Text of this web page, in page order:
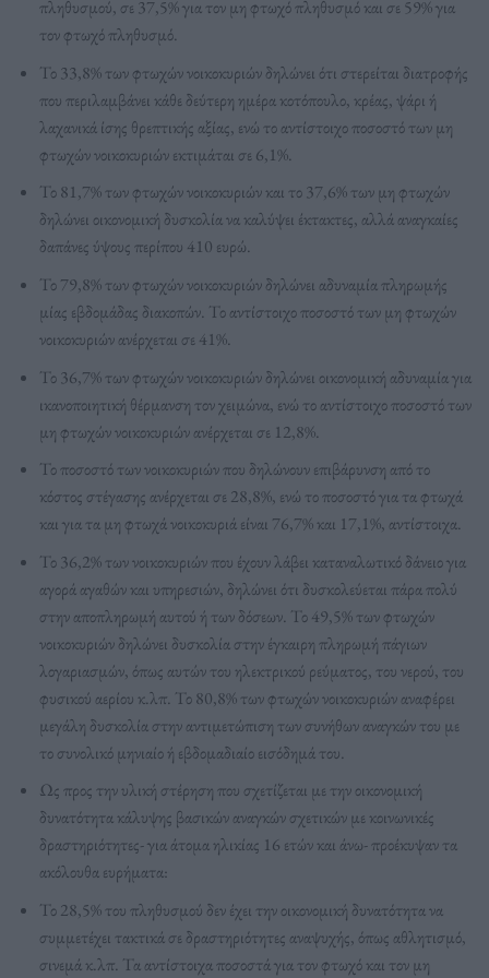
πληθυσμού, σε 37,5% για τον μη φτωχό πληθυσμό και σε 59% για
τον φτωχό πληθυσμό.
Το 33,8% των φτωχών νοικοκυριών δηλώνει ότι στερείται διατροφής
που περιλαμβάνει κάθε δεύτερη ημέρα κοτόπουλο, κρέας, ψάρι ή
λαχανικά ίσης θρεπτικής αξίας, ενώ το αντίστοιχο ποσοστό των μη
φτωχών νοικοκυριών εκτιμάται σε 6,1%.
Το 81,7% των φτωχών νοικοκυριών και το 37,6% των μη φτωχών
δηλώνει οικονομική δυσκολία να καλύψει έκτακτες, αλλά αναγκαίες
δαπάνες ύψους περίπου 410 ευρώ.
Το 79,8% των φτωχών νοικοκυριών δηλώνει αδυναμία πληρωμής
μίας εβδομάδας διακοπών. Το αντίστοιχο ποσοστό των μη φτωχών
νοικοκυριών ανέρχεται σε 41%.
Το 36,7% των φτωχών νοικοκυριών δηλώνει οικονομική αδυναμία για
ικανοποιητική θέρμανση τον χειμώνα, ενώ το αντίστοιχο ποσοστό των
μη φτωχών νοικοκυριών ανέρχεται σε 12,8%.
Το ποσοστό των νοικοκυριών που δηλώνουν επιβάρυνση από το
κόστος στέγασης ανέρχεται σε 28,8%, ενώ το ποσοστό για τα φτωχά
και για τα μη φτωχά νοικοκυριά είναι 76,7% και 17,1%, αντίστοιχα.
Το 36,2% των νοικοκυριών που έχουν λάβει καταναλωτικό δάνειο για
αγορά αγαθών και υπηρεσιών, δηλώνει ότι δυσκολεύεται πάρα πολύ
στην αποπληρωμή αυτού ή των δόσεων. Το 49,5% των φτωχών
νοικοκυριών δηλώνει δυσκολία στην έγκαιρη πληρωμή πάγιων
λογαριασμών, όπως αυτών του ηλεκτρικού ρεύματος, του νερού, του
φυσικού αερίου κ.λπ. Το 80,8% των φτωχών νοικοκυριών αναφέρει
μεγάλη δυσκολία στην αντιμετώπιση των συνήθων αναγκών του με
το συνολικό μηνιαίο ή εβδομαδιαίο εισόδημά του.
Ως προς την υλική στέρηση που σχετίζεται με την οικονομική
δυνατότητα κάλυψης βασικών αναγκών σχετικών με κοινωνικές
δραστηριότητες- για άτομα ηλικίας 16 ετών και άνω- προέκυψαν τα
ακόλουθα ευρήματα:
Το 28,5% του πληθυσμού δεν έχει την οικονομική δυνατότητα να
συμμετέχει τακτικά σε δραστηριότητες αναψυχής, όπως αθλητισμό,
σινεμά κ.λπ. Τα αντίστοιχα ποσοστά για τον φτωχό και τον μη